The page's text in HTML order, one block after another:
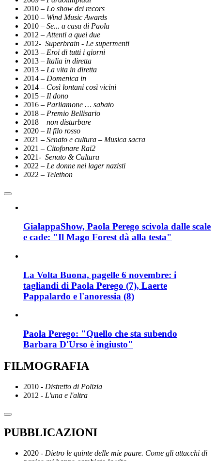
2010 – Lo show dei recors
2010 – Wind Music Awards
2010 – Se... a casa di Paola
2012 – Attenti a quei due
2012- Superbrain - Le supermenti
2013 – Eroi di tutti i giorni
2013 – Italia in diretta
2013 – La vita in diretta
2014 – Domenica in
2014 – Così lontani così vicini
2015 – Il dono
2016 – Parliamone … sabato
2018 – Premio Bellisario
2018 – non disturbare
2020 – Il filo rosso
2021 – Senato e cultura – Musica sacra
2021 – Citofonare Rai2
2021- Senato & Cultura
2022 – Le donne nei lager nazisti
2022 – Telethon
GialappaShow, Paola Perego scivola dalle scale
e cade: "Il Mago Forest dà alla testa"
La Volta Buona, pagelle 6 novembre: i
tagliandi di Paola Perego (7), Laerte
Pappalardo e l'anoressia (8)
Paola Perego: "Quello che sta subendo
Barbara D'Urso è ingiusto"
FILMOGRAFIA
2010 - Distretto di Polizia
2012 - L'una e l'altra
PUBBLICAZIONI
2020 - Dietro le quinte delle mie paure. Come gli attacchi di